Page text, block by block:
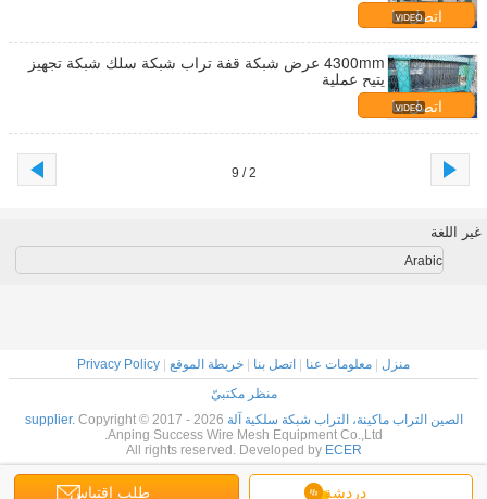
اتصل بنا
4300mm عرض شبكة قفة تراب شبكة سلك شبكة تجهيز
يتيح عملية
اتصل بنا
2 / 9
دردشة طلب اقتباس
غير اللغة
Arabic
منزل معلومات عنا اتصل بنا خريطة الموقع
Privacy Policy
منظر مكتبيّ
الصين التراب ماكينة، التراب شبكة سلكية آلة supplier. Copyright © 2017 - 2026
Anping Success Wire Mesh Equipment Co.,Ltd.
All rights reserved. Developed by ECER